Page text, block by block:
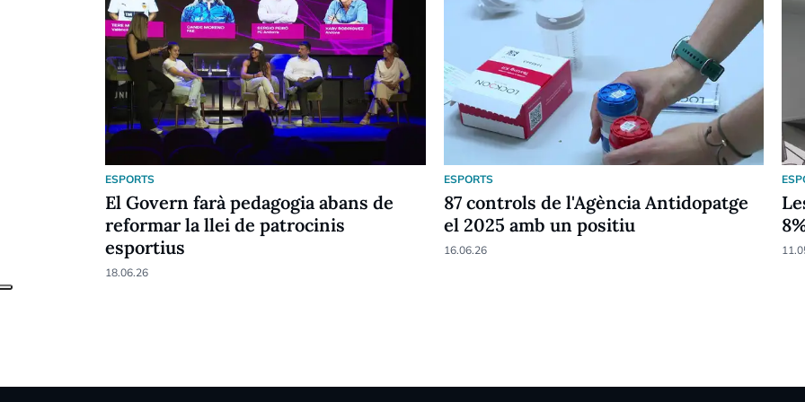
ESPORTS
El Govern farà pedagogia abans de
reformar la llei de patrocinis
esportius
18.06.26
ESPORTS
87 controls de l'Agència Antidopatge
el 2025 amb un positiu
16.06.26